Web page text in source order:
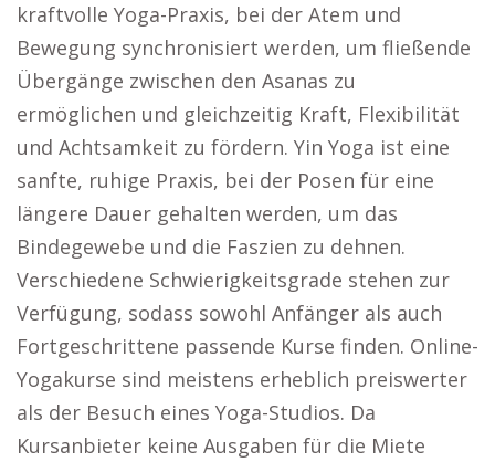
kraftvolle Yoga-Praxis, bei der Atem und
Bewegung synchronisiert werden, um fließende
Übergänge zwischen den Asanas zu
ermöglichen und gleichzeitig Kraft, Flexibilität
und Achtsamkeit zu fördern. Yin Yoga ist eine
sanfte, ruhige Praxis, bei der Posen für eine
längere Dauer gehalten werden, um das
Bindegewebe und die Faszien zu dehnen.
Verschiedene Schwierigkeitsgrade stehen zur
Verfügung, sodass sowohl Anfänger als auch
Fortgeschrittene passende Kurse finden. Online-
Yogakurse sind meistens erheblich preiswerter
als der Besuch eines Yoga-Studios. Da
Kursanbieter keine Ausgaben für die Miete